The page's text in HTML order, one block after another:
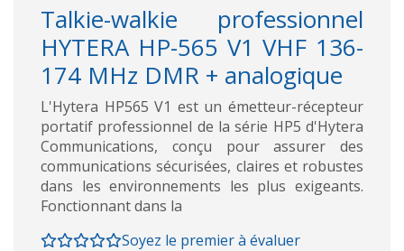
Talkie-walkie professionnel
HYTERA HP-565 V1 VHF 136-
174 MHz DMR + analogique
L'Hytera HP565 V1 est un émetteur-récepteur
portatif professionnel de la série HP5 d'Hytera
Communications, conçu pour assurer des
communications sécurisées, claires et robustes
dans les environnements les plus exigeants.
Fonctionnant dans la
Soyez le premier à évaluer